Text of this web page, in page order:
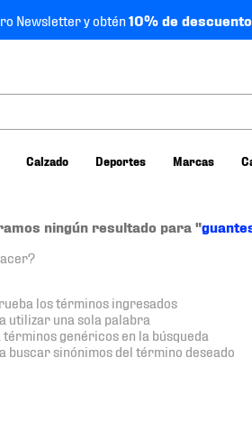
Newsletter y obtén10% de
Calzado Deportes Marcas
ningún resultado para "
los términos ingresados
utilizar una sola palabra
términos genéricos en la búsqueda
buscar sinónimos del término deseado